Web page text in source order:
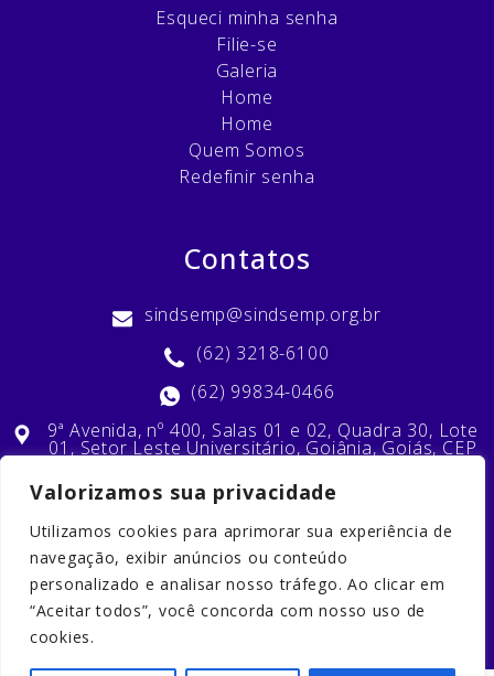
Valorizamos sua privacidade
Utilizamos cookies para aprimorar sua experiência de
navegação, exibir anúncios ou conteúdo
personalizado e analisar nosso tráfego. Ao clicar em
“Aceitar todos”, você concorda com nosso uso de
cookies.
Esqueci minha senha
Filie-se
Galeria
Home
Home
Quem Somos
Redefinir senha
Contatos
sindsemp@sindsemp.org.br
(62) 3218-6100
(62) 99834-0466
9ª Avenida, nº 400, Salas 01 e 02, Quadra 30, Lote
01, Setor Leste Universitário, Goiânia, Goiás, CEP
Nossas Redes Sociais